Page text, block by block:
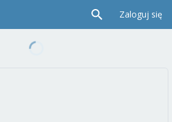
Zaloguj się